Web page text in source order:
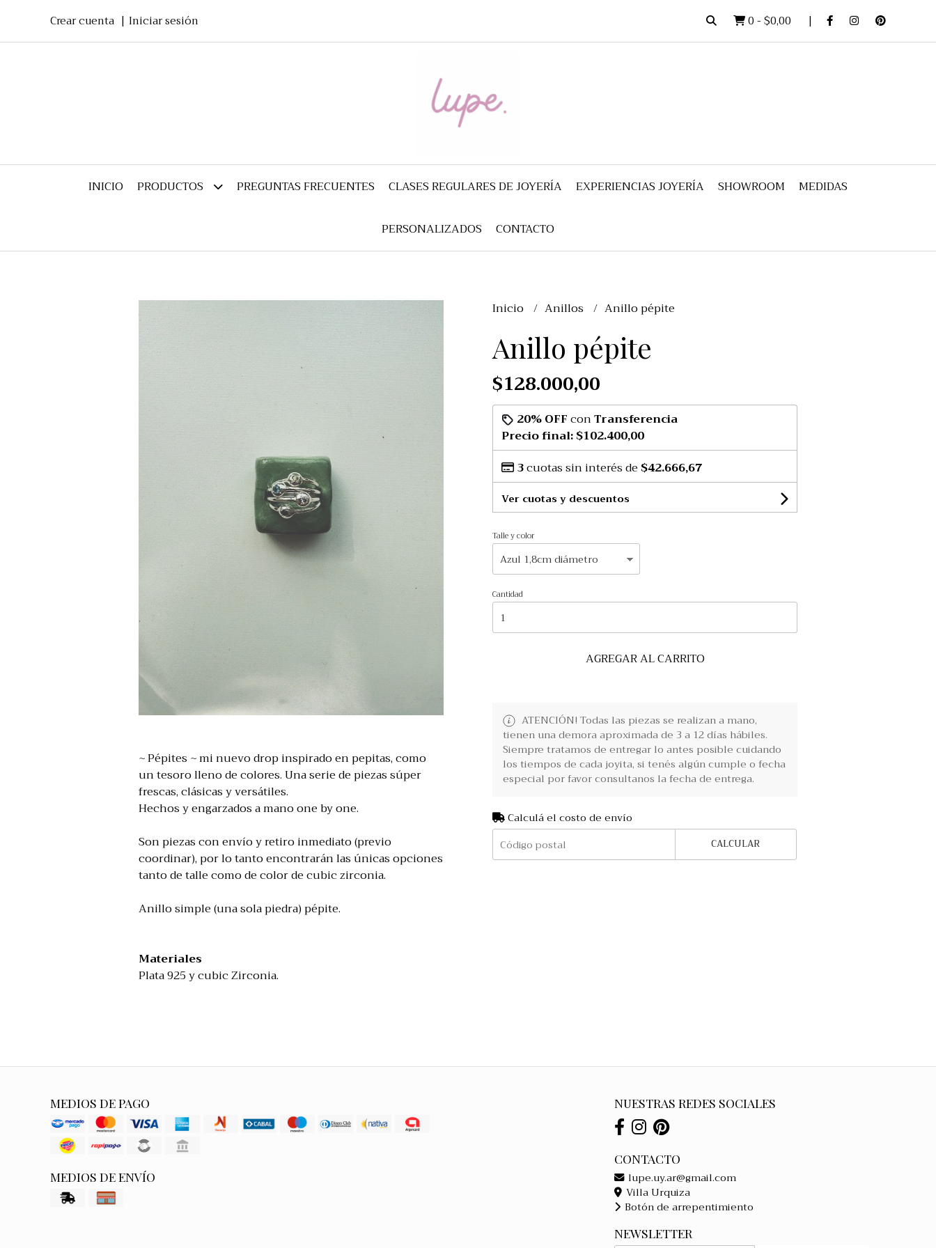
Crear cuenta Iniciar sesión 0-$0,00
INICIO PRODUCTOS PREGUNTAS FRECUENTES CLASES REGULARES DE JOYERÍA EXPERIENCIAS JOYERÍA SHOWROOM MEDIDAS
PERSONALIZADOS CONTACTO
~ Pépites ~ mi nuevo drop inspirado en pepitas, como
un tesoro lleno de colores. Una serie de piezas súper
frescas, clásicas y versátiles.
Hechos y engarzados a mano one by one.
Son piezas con envío y retiro inmediato (previo
coordinar), por lo tanto encontrarán las únicas opciones
tanto de talle como de color de cubic zirconia.
Anillo simple (una sola piedra) pépite.
Materiales
Plata 925 y cubic Zirconia.
Inicio Anillos Anillo pépite
Anillo pépite
$128.000,00
20% OFFconTransferencia
Precio final:$102.400,00
3cuotas sin interés de $42.666,67
Ver cuotas y descuentos
Talle y color
Cantidad
AGREGAR AL CARRITO
ATENCIÓN! Todas las piezas se realizan a mano,
tienen una demora aproximada de 3 a 12 días hábiles.
Siempre tratamos de entregar lo antes posible cuidando
los tiempos de cada joyita, si tenés algún cumple o fecha
especial por favor consultanos la fecha de entrega.
Calculá el costo de envío
CALCULAR
MEDIOS DE PAGO
MEDIOS DE ENVÍO
NUESTRAS REDES SOCIALES
CONTACTO
lupe.uy.ar@gmail.com
Villa Urquiza
Botón de arrepentimiento
NEWSLETTER